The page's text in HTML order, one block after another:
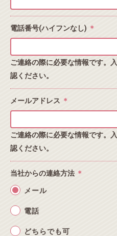
電話番号(ハイフンなし) ＊
ご連絡の際に必要な情報です。
認ください。
メールアドレス ＊
ご連絡の際に必要な情報です。
認ください。
当社からの連絡方法 ＊
メール
電話
どちらでも可